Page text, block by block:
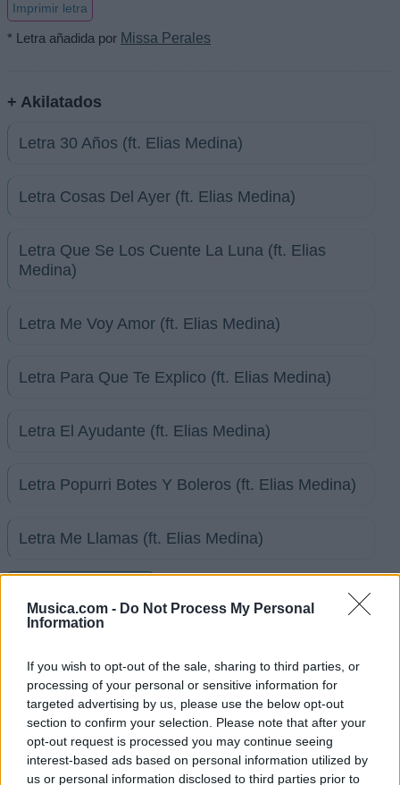
Musica.com - Do Not Process My Personal
Information
If you wish to opt-out of the sale, sharing to third parties, or
processing of your personal or sensitive information for
targeted advertising by us, please use the below opt-out
section to confirm your selection. Please note that after your
opt-out request is processed you may continue seeing
interest-based ads based on personal information utilized by
us or personal information disclosed to third parties prior to
Imprimir letra
* Letra añadida por Missa Perales
+ Akilatados
Letra 30 Años (ft. Elias Medina)
Letra Cosas Del Ayer (ft. Elias Medina)
Letra Que Se Los Cuente La Luna (ft. Elias
Medina)
Letra Me Voy Amor (ft. Elias Medina)
Letra Para Que Te Explico (ft. Elias Medina)
Letra El Ayudante (ft. Elias Medina)
Letra Popurri Botes Y Boleros (ft. Elias Medina)
Letra Me Llamas (ft. Elias Medina)
Biografía Ranking